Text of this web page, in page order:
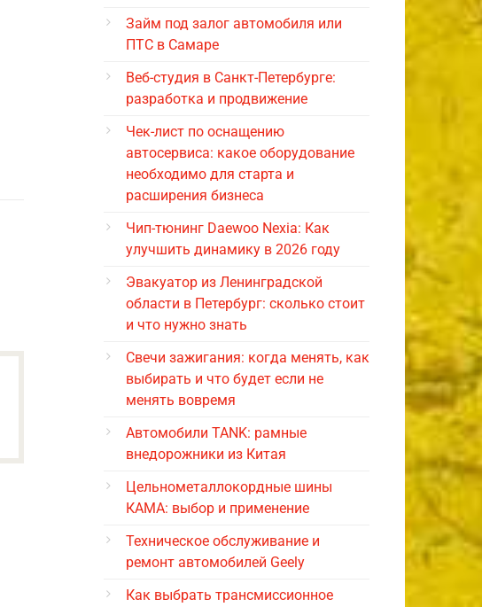
Займ под залог автомобиля или
ПТС в Самаре
Веб-студия в Санкт-Петербурге:
разработка и продвижение
Чек-лист по оснащению
автосервиса: какое оборудование
необходимо для старта и
расширения бизнеса
Чип-тюнинг Daewoo Nexia: Как
улучшить динамику в 2026 году
Эвакуатор из Ленинградской
области в Петербург: сколько стоит
и что нужно знать
Свечи зажигания: когда менять, как
выбирать и что будет если не
менять вовремя
Автомобили TANK: рамные
внедорожники из Китая
Цельнометаллокордные шины
КАМА: выбор и применение
Техническое обслуживание и
ремонт автомобилей Geely
Как выбрать трансмиссионное